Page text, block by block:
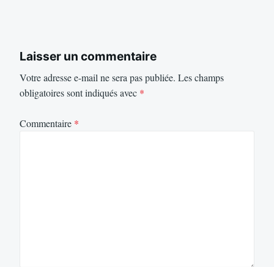
Laisser un commentaire
Votre adresse e-mail ne sera pas publiée. Les champs
obligatoires sont indiqués avec *
Commentaire *